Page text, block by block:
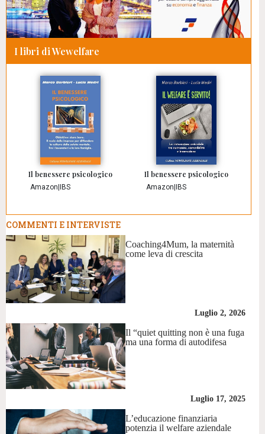
I libri di Wewelfare
Il benessere psicologico
Amazon|IBS
Il benessere psicologico
Amazon|IBS
COMMENTI E INTERVISTE
Coaching4Mum, la maternità
come leva di crescita
Luglio 2, 2026
Il “quiet quitting non è una fuga
ma una forma di autodifesa
Luglio 17, 2025
L’educazione finanziaria
potenzia il welfare aziendale